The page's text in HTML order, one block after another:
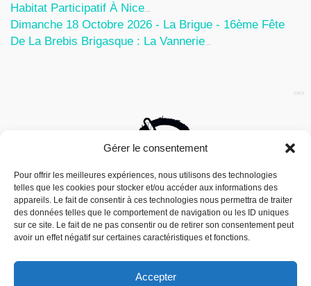
Gérer le consentement
Pour offrir les meilleures expériences, nous utilisons des technologies
telles que les cookies pour stocker et/ou accéder aux informations des
appareils. Le fait de consentir à ces technologies nous permettra de traiter
des données telles que le comportement de navigation ou les ID uniques
sur ce site. Le fait de ne pas consentir ou de retirer son consentement peut
avoir un effet négatif sur certaines caractéristiques et fonctions.
Accepter
Habitat Participatif À Nice
Dimanche 18 Octobre 2026 - La Brigue - 16ème Fête
De La Brebis Brigasque : La Vannerie